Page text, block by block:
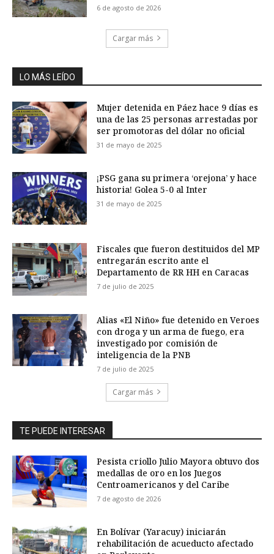
6 de agosto de 2026
Cargar más
LO MÁS LEÍDO
Mujer detenida en Páez hace 9 días es
una de las 25 personas arrestadas por
ser promotoras del dólar no oficial
31 de mayo de 2025
¡PSG gana su primera ‘orejona’ y hace
historia! Golea 5-0 al Inter
31 de mayo de 2025
Fiscales que fueron destituidos del MP
entregarán escrito ante el
Departamento de RR HH en Caracas
7 de julio de 2025
Alias «El Niño» fue detenido en Veroes
con droga y un arma de fuego, era
investigado por comisión de
inteligencia de la PNB
7 de julio de 2025
Cargar más
TE PUEDE INTERESAR
Pesista criollo Julio Mayora obtuvo dos
medallas de oro en los Juegos
Centroamericanos y del Caribe
7 de agosto de 2026
En Bolívar (Yaracuy) iniciarán
rehabilitación de acueducto afectado